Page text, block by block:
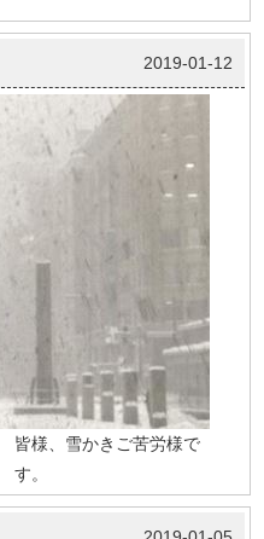
2019-01-12
皆様、雪かきご苦労様で
す。